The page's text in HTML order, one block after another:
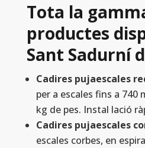
Tota la
productes
Sant Sadurní
Cadires pujaescales
per a escales fins a 740
kg de pes. Instal lació
Cadires pujaescales
escales corbes, en